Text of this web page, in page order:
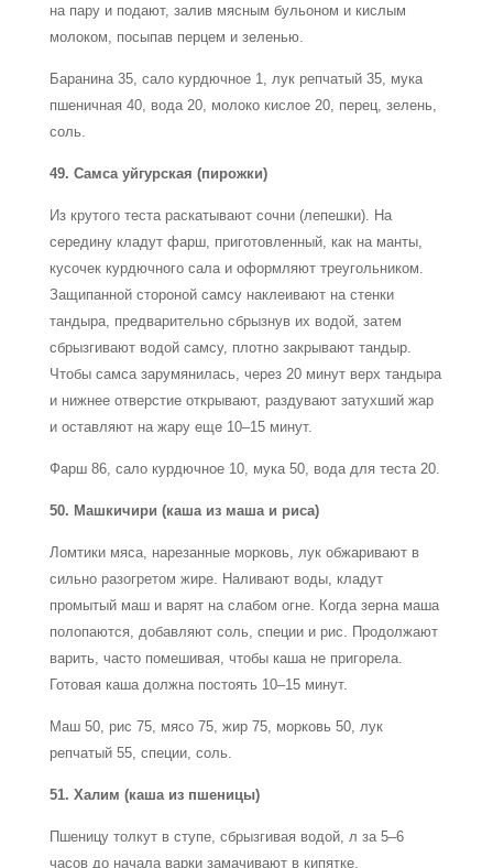
на пару и подают, залив мясным бульоном и кислым
молоком, посыпав перцем и зеленью.
Баранина 35, сало курдючное 1, лук репчатый 35, мука
пшеничная 40, вода 20, молоко кислое 20, перец, зелень,
соль.
49. Самса уйгурская (пирожки)
Из крутого теста раскатывают сочни (лепешки). На
середину кладут фарш, приготовленный, как на манты,
кусочек курдючного сала и оформляют треугольником.
Защипанной стороной самсу наклеивают на стенки
тандыра, предварительно сбрызнув их водой, затем
сбрызгивают водой самсу, плотно закрывают тандыр.
Чтобы самса зарумянилась, через 20 минут верх тандыра
и нижнее отверстие открывают, раздувают затухший жар
и оставляют на жару еще 10–15 минут.
Фарш 86, сало курдючное 10, мука 50, вода для теста 20.
50. Машкичири (каша из маша и риса)
Ломтики мяса, нарезанные морковь, лук обжаривают в
сильно разогретом жире. Наливают воды, кладут
промытый маш и варят на слабом огне. Когда зерна маша
полопаются, добавляют соль, специи и рис. Продолжают
варить, часто помешивая, чтобы каша не пригорела.
Готовая каша должна постоять 10–15 минут.
Маш 50, рис 75, мясо 75, жир 75, морковь 50, лук
репчатый 55, специи, соль.
51. Халим (каша из пшеницы)
Пшеницу толкут в ступе, сбрызгивая водой, л за 5–6
часов до начала варки замачивают в кипятке.